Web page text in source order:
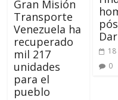
Gran Misión
Transporte
Venezuela ha
recuperado
mil 217
unidades
para el
pueblo
0